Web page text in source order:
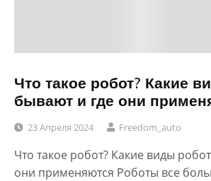
Что такое робот? Какие
бывают и где они
23 Апреля 2024 Freedom_auto
Что такое робот? Какие виды
они применяются Роботы все